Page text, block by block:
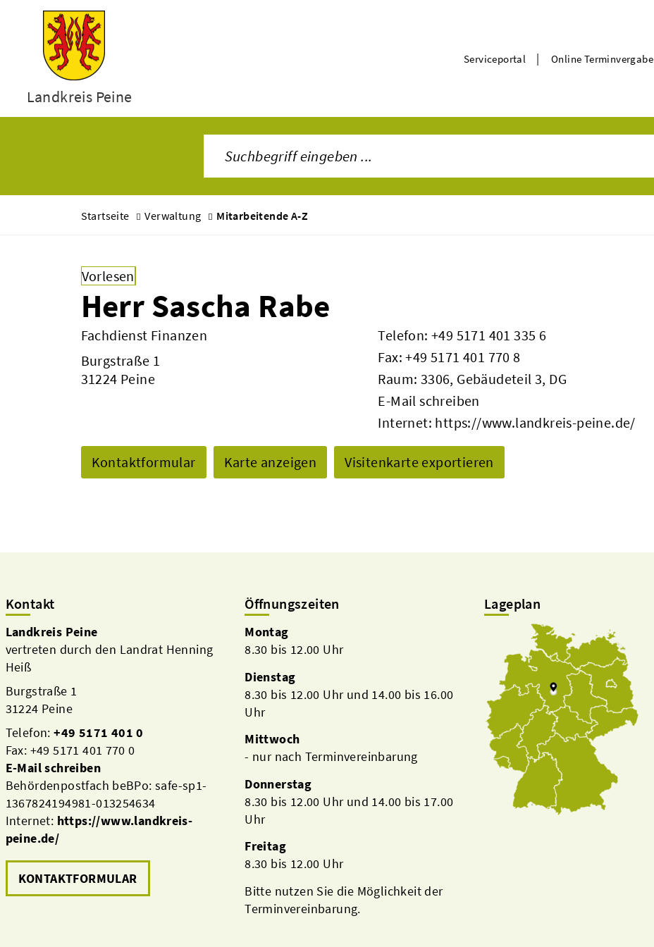
Landkreis Peine
Serviceportal | Online Terminvergabe
Startseite Verwaltung Mitarbeitende A-Z
Vorlesen
Herr Sascha Rabe
Fachdienst Finanzen
Burgstraße 1
31224 Peine
Telefon: +49 5171 401 335 6
Fax: +49 5171 401 770 8
Raum: 3306, Gebäudeteil 3, DG
E-Mail schreiben
Internet: https://www.landkreis-peine.de/
Kontaktformular Karte anzeigen Visitenkarte exportieren
Kontakt
Landkreis Peine
vertreten durch den Landrat Henning
Heiß
Burgstraße 1
31224 Peine
Telefon:+49 5171 401 0
Fax: +49 5171 401 770 0
E-Mail schreiben
Behördenpostfach beBPo: safe-sp1-
1367824194981-013254634
Internet: https://www.landkreis-
peine.de/
KONTAKTFORMULAR
Öffnungszeiten
Montag
8.30 bis 12.00 Uhr
Dienstag
8.30 bis 12.00 Uhr und 14.00 bis 16.00
Uhr
Mittwoch
- nur nach Terminvereinbarung
Donnerstag
8.30 bis 12.00 Uhr und 14.00 bis 17.00
Uhr
Freitag
8.30 bis 12.00 Uhr
Bitte nutzen Sie die Möglichkeit der
Terminvereinbarung.
Lageplan